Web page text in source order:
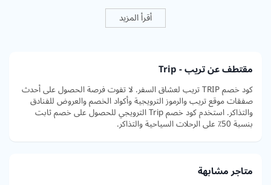
أقرأ المزيد
مقتطف عن تريب - Trip
كود خصم TRIP تريب لعشاق السفر. لا تفوت فرصة الحصول على أحدث
صفقات موقع تريب والرموز الترويجية وأكواد الخصم والعروض للفنادق
والتذاكر. استخدم كود خصم Trip الترويجي للحصول على خصم ثابت
بنسبة 50٪ على الرحلات السياحية والتذاكر.
متاجر مشابهة